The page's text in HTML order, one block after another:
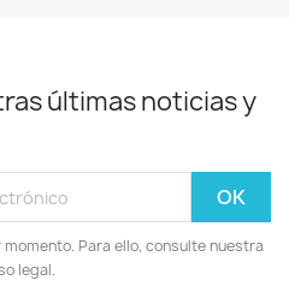
últimas noticias y
Para ello, consulte nuestra
legal.